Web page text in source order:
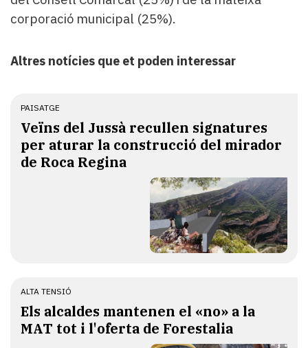
corporació municipal (25%).
Altres notícies que et poden interessar
PAISATGE
Veïns del Jussà recullen signatures
per aturar la construcció del mirador
de Roca Regina
ALTA TENSIÓ
Els alcaldes mantenen el «no» a la
MAT tot i l'oferta de Forestalia